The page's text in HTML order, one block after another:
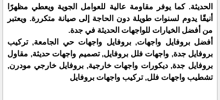
الحديثة. كما يوفر مقاومة عالية للعوامل الجوية ويعطي مظهرًا
أنيقًا يدوم لسنوات طويلة دون الحاجة إلى صيانة متكررة. ويعتبر
من أفضل الخيارات للواجهات الحديثة في جدة.
أفضل بروفايل واجهات, بروفايل واجهات حي الجامعة, تركيب
بروفايل جدة, واجهات فلل بروفايل, تصميم واجهات حديثة, مقاول
بروفايل جدة, ديكورات واجهات خارجية, بروفايل خارجي مودرن,
تشطيب واجهات فلل, تركيب واجهات بروفايل